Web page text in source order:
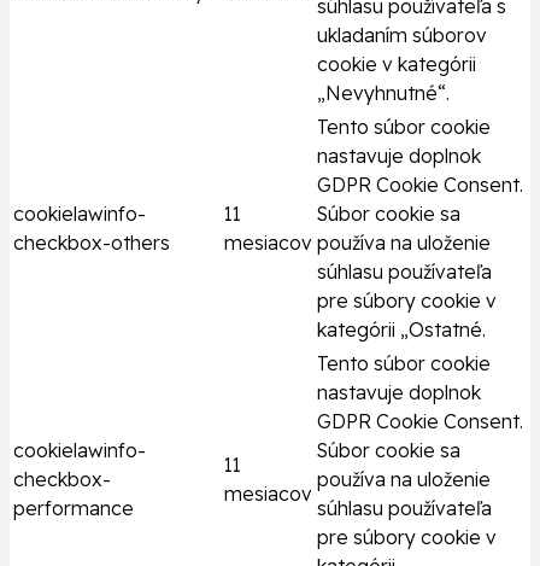
súhlasu používateľa s
ukladaním súborov
cookie v kategórii
„Nevyhnutné“.
cookielawinfo-
checkbox-others
11
mesiacov
Tento súbor cookie
nastavuje doplnok
GDPR Cookie Consent.
Súbor cookie sa
používa na uloženie
súhlasu používateľa
pre súbory cookie v
kategórii „Ostatné.
cookielawinfo-
checkbox-
performance
11
mesiacov
Tento súbor cookie
nastavuje doplnok
GDPR Cookie Consent.
Súbor cookie sa
používa na uloženie
súhlasu používateľa
pre súbory cookie v